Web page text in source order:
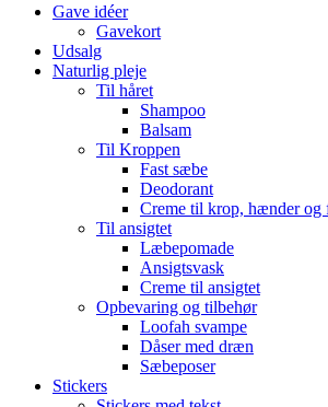
Gave idéer
Gavekort
Udsalg
Naturlig pleje
Til håret
Shampoo
Balsam
Til Kroppen
Fast sæbe
Deodorant
Creme til krop, hænder og
Til ansigtet
Læbepomade
Ansigtsvask
Creme til ansigtet
Opbevaring og tilbehør
Loofah svampe
Dåser med dræn
Sæbeposer
Stickers